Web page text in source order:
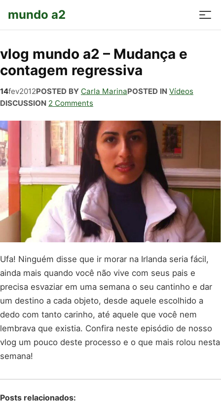
mundo a2
vlog mundo a2 – Mudança e
contagem regressiva
14fev2012POSTED BY Carla MarinaPOSTED IN Vídeos
DISCUSSION 2 Comments
Ufa! Ninguém disse que ir morar na Irlanda seria fácil,
ainda mais quando você não vive com seus pais e
precisa esvaziar em uma semana o seu cantinho e dar
um destino a cada objeto, desde aquele escolhido a
dedo com tanto carinho, até aquele que você nem
lembrava que existia. Confira neste episódio de nosso
vlog um pouco deste processo e o que mais rolou nesta
semana!
Posts relacionados: